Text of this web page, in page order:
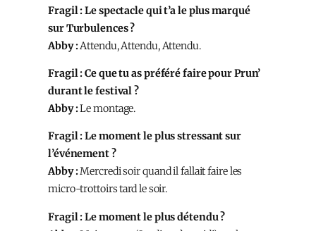
Fragil : Le spectacle qui t’a le plus marqué
sur Turbulences ?
Abby :Attendu, Attendu, Attendu.
Fragil : Ce que tu as préféré faire pour Prun’
durant le festival ?
Abby :Le montage.
Fragil : Le moment le plus stressant sur
l’événement ?
Abby :Mercredi soir quand il fallait faire les
micro-trottoirs tard le soir.
Fragil : Le moment le plus détendu ?